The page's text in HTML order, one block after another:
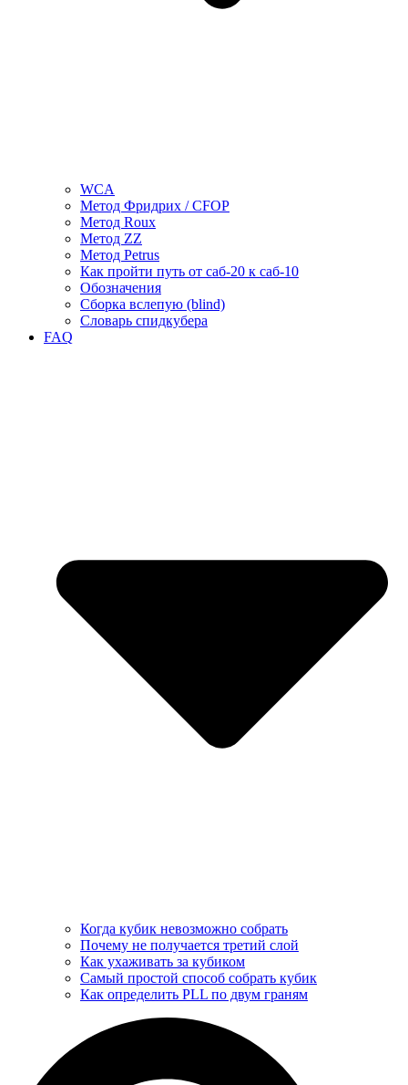
WCA
Метод Фридрих / CFOP
Метод Roux
Метод ZZ
Метод Petrus
Как пройти путь от саб-20 к саб-10
Обозначения
Сборка вслепую (blind)
Словарь спидкубера
FAQ
Когда кубик невозможно собрать
Почему не получается третий слой
Как ухаживать за кубиком
Самый простой способ собрать кубик
Как определить PLL по двум граням